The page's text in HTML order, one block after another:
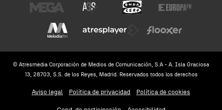
© Atresmedia Corporación de Medios de Comunicación, S.A - A. Isla Graciosa
13, 28703, S.S. de los Reyes, Madrid. Reservados todos los derechos
Aviso legal Política de privacidad Política de cookies